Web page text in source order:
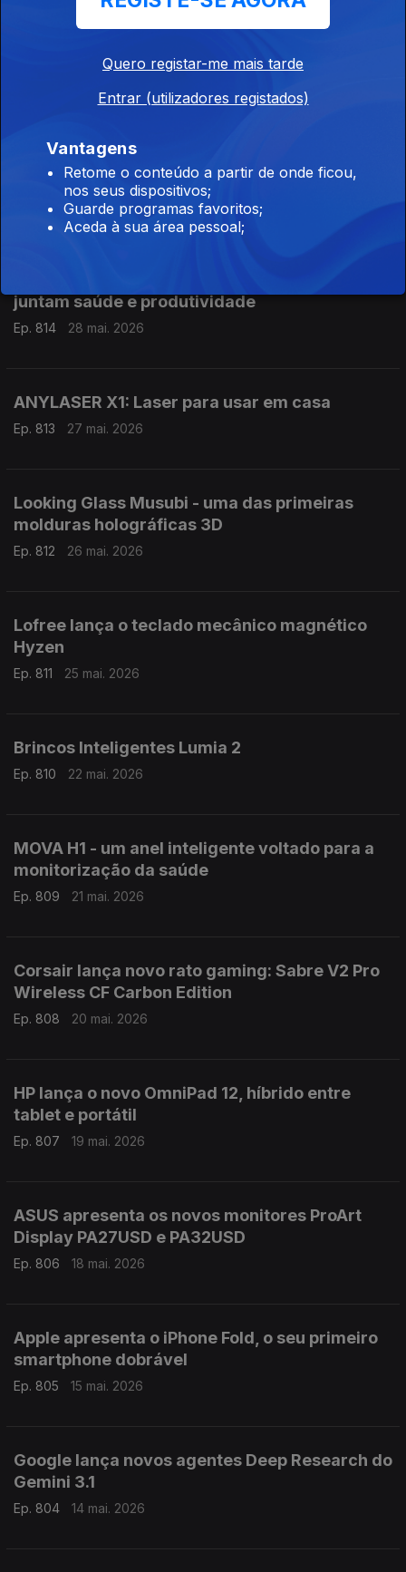
Google apresenta o Gemini 3.5 Flash: novo
modelo de linguagem
2026 fica marcado pela massificação das
baterias de iões de sódio
Ep. 815 29 mai. 2026
juntam saúde e produtividade
Ep. 814 28 mai. 2026
ANYLASER X1: Laser para usar em casa
Ep. 813 27 mai. 2026
Looking Glass Musubi - uma das primeiras
molduras holográficas 3D
Ep. 812 26 mai. 2026
Lofree lança o teclado mecânico magnético
Hyzen
Ep. 811 25 mai. 2026
Brincos Inteligentes Lumia 2
Ep. 810 22 mai. 2026
MOVA H1 - um anel inteligente voltado para a
monitorização da saúde
Ep. 809 21 mai. 2026
Corsair lança novo rato gaming: Sabre V2 Pro
Wireless CF Carbon Edition
Ep. 808 20 mai. 2026
HP lança o novo OmniPad 12, híbrido entre
tablet e portátil
Ep. 807 19 mai. 2026
ASUS apresenta os novos monitores ProArt
Display PA27USD e PA32USD
Ep. 806 18 mai. 2026
Apple apresenta o iPhone Fold, o seu primeiro
smartphone dobrável
Ep. 805 15 mai. 2026
Google lança novos agentes Deep Research do
Gemini 3.1
Ep. 804 14 mai. 2026
Quero registar-me mais tarde
Entrar (utilizadores registados)
Vantagens
Retome o conteúdo a partir de onde ficou,
nos seus dispositivos;
Guarde programas favoritos;
Aceda à sua área pessoal;